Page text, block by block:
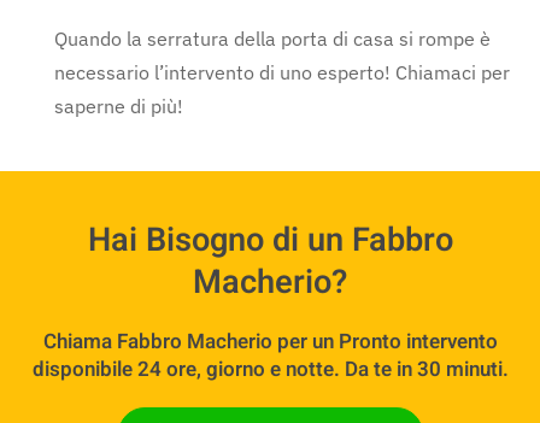
Quando la serratura della porta di casa si rompe è
necessario l’intervento di uno esperto! Chiamaci per
saperne di più!
Hai Bisogno di un Fabbro
Macherio?
Chiama Fabbro Macherio per un Pronto intervento
disponibile 24 ore, giorno e notte. Da te in 30 minuti.